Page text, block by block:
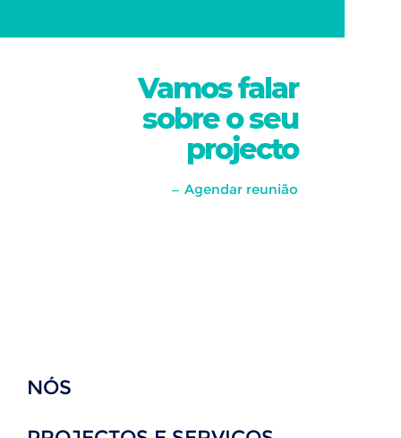
Vamos falar
sobre o seu
projecto
Agendar reunião
NÓS